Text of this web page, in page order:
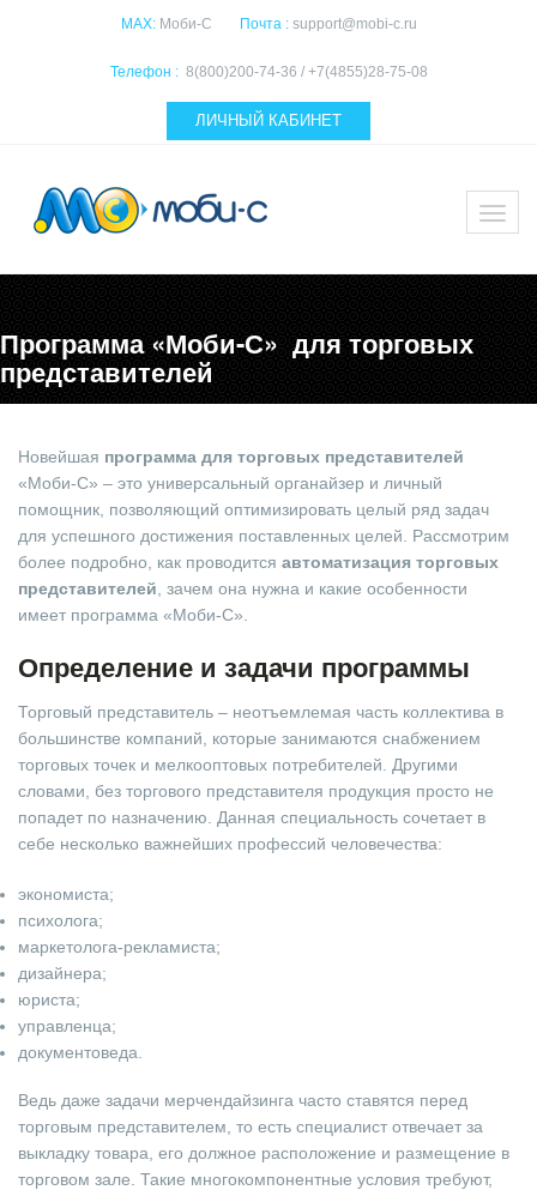
MAX: Моби-С Почта : support@mobi-c.ru
Телефон : 8(800)200-74-36 / +7(4855)28-75-08
ЛИЧНЫЙ КАБИНЕТ
Программа «Моби-С» для торговых
представителей
Новейшая программа для торговых представителей
«Моби-С» – это универсальный органайзер и личный
помощник, позволяющий оптимизировать целый ряд задач
для успешного достижения поставленных целей. Рассмотрим
более подробно, как проводится автоматизация торговых
представителей , зачем она нужна и какие особенности
имеет программа «Моби-С».
Определение и задачи программы
Торговый представитель – неотъемлемая часть коллектива в
большинстве компаний, которые занимаются снабжением
торговых точек и мелкооптовых потребителей. Другими
словами, без торгового представителя продукция просто не
попадет по назначению. Данная специальность сочетает в
себе несколько важнейших профессий человечества:
экономиста;
психолога;
маркетолога-рекламиста;
дизайнера;
юриста;
управленца;
документоведа.
Ведь даже задачи мерчендайзинга часто ставятся перед
торговым представителем, то есть специалист отвечает за
выкладку товара, его должное расположение и размещение в
торговом зале. Такие многокомпонентные условия требуют,